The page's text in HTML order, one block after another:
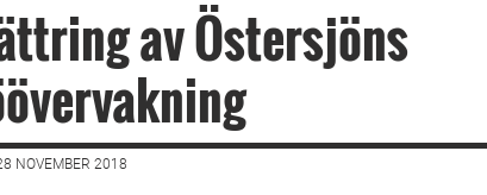
av Östersjöns
NOVEMBER 2018